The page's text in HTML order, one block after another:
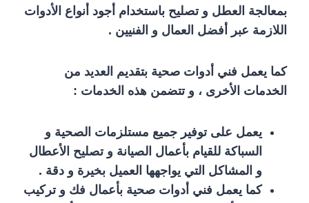
بمعالجة العطل و تصليح باستخدام أجود أنواع الأدوات
اللازمة عبر أفضل العمال و الفنيين .
كما يعمل فني أدوات صحية بتقديم العديد من
الخدمات الأخرى ، و تتضمن هذه الخدمات :
يعمل على توفير جميع مستلزمات الصحية و
السباكة للقيام بأعمال الصيانة و تصليح الأعطال
و المشاكل التي يواجهها العميل بخيرة و دقة .
كما يعمل فني أدوات صحية بأعمال فك و تركيب